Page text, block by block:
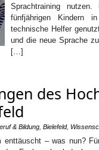
Sprachtraining
fünfjährigen Kindern
technische Helfer
und die neue Sprache
[…]
des
& Bildung Bielefeld,
enttäuscht – was nun?